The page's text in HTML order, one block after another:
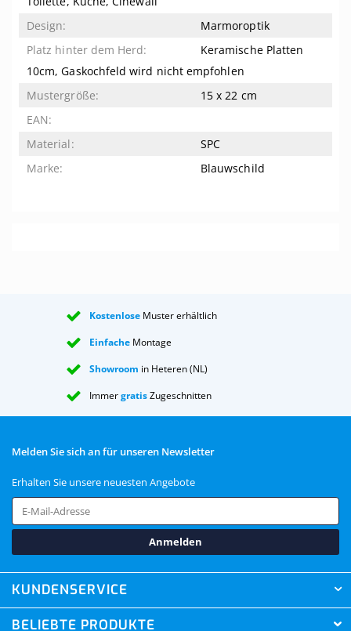
Marmoroptik
Keramische Platten
10cm, Gaskochfeld wird nicht empfohlen
15 x 22 cm
SPC
Blauwschild
Kostenlose Muster erhältlich
Einfache Montage
Showroom in Heteren (NL)
ImmergratisZugeschnitten
Melden Sie sich an für unseren Newsletter
Erhalten Sie unsere neuesten Angebote
Anmelden
KUNDENSERVICE
BELIEBTE PRODUKTE